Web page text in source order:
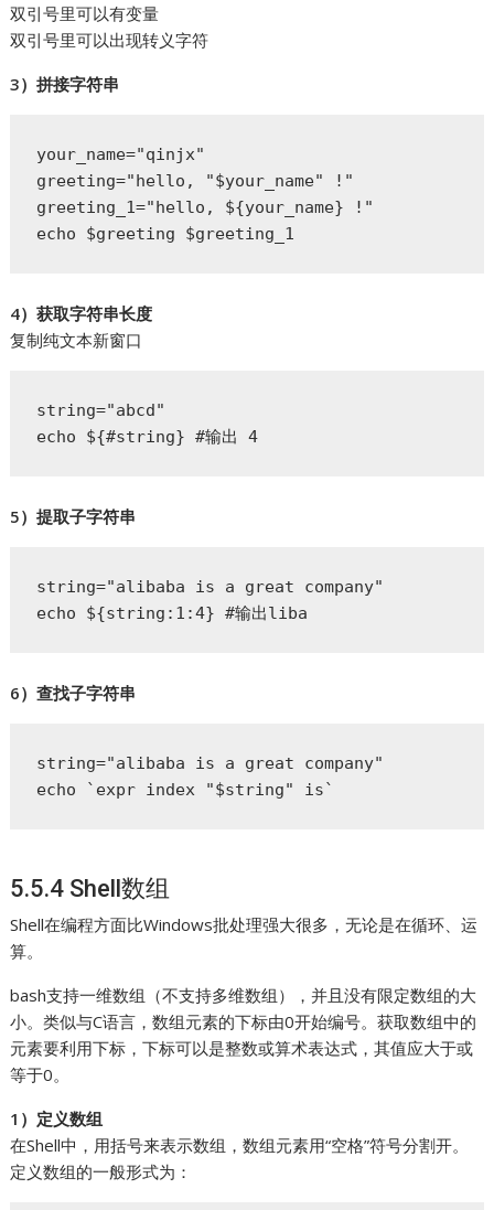
双引号里可以有变量
双引号里可以出现转义字符
3）拼接字符串
your_name="qinjx"
greeting="hello, "$your_name" !"
greeting_1="hello, ${your_name} !"
echo $greeting $greeting_1
4）获取字符串长度
复制纯文本新窗口
string="abcd"
echo ${#string} #输出 4
5）提取子字符串
string="alibaba is a great company"
echo ${string:1:4} #输出liba
6）查找子字符串
string="alibaba is a great company"
echo `expr index "$string" is`
5.5.4 Shell数组
Shell在编程方面比Windows批处理强大很多，无论是在循环、运
算。
bash支持一维数组（不支持多维数组），并且没有限定数组的大
小。类似与C语言，数组元素的下标由0开始编号。获取数组中的
元素要利用下标，下标可以是整数或算术表达式，其值应大于或
等于0。
1）定义数组
在Shell中，用括号来表示数组，数组元素用“空格”符号分割开。
定义数组的一般形式为：